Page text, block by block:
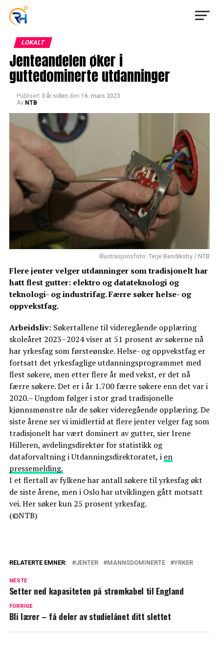
LOKALT
Jenteandelen øker i
guttedominerte utdanninger
Publisert 3 år siden den 16. mars 2023
Av NTB
Illustrasjonsfoto: Terje Bendiksby / NTB
Flere jenter velger utdanninger som tradisjonelt har
hatt flest gutter: elektro og datateknologi og
teknologi- og industrifag. Færre søker helse- og
oppvekstfag.
Arbeidsliv: Søkertallene til videregående opplæring
skoleåret 2023–2024 viser at 51 prosent av søkerne nå
har yrkesfag som førsteønske. Helse- og oppvekstfag er
fortsatt det yrkesfaglige utdanningsprogrammet med
flest søkere, men etter flere år med vekst, er det nå
færre søkere. Det er i år 1.700 færre søkere enn det var i
2020.– Ungdom følger i stor grad tradisjonelle
kjønnsmønstre når de søker videregående opplæring. De
siste årene ser vi imidlertid at flere jenter velger fag som
tradisjonelt har vært dominert av gutter, sier Irene
Hilleren, avdelingsdirektør for statistikk og
dataforvaltning i Utdanningsdirektoratet, i en
pressemelding.
I et flertall av fylkene har antall søkere til yrkesfag økt
de siste årene, men i Oslo har utviklingen gått motsatt
vei. Her søker kun 25 prosent yrkesfag.
(©NTB)
RELATERTE EMNER: JENTER MANNSDOMINERTE YRKER
NESTE
Setter ned kapasiteten på strømkabel til England
FORRIGE
Bli lærer – få deler av studielånet ditt slettet